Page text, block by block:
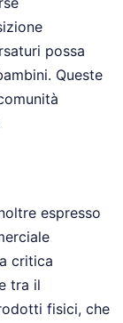
possa
Queste
espresso
critica
tra il
fisici, che